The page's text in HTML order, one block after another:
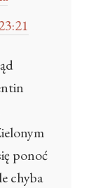
ponoć
chyba